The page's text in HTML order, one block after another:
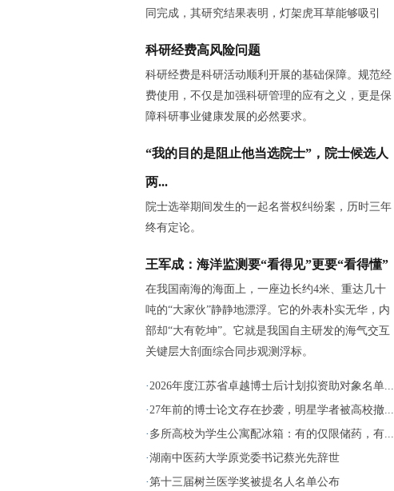
同完成，其研究结果表明，灯架虎耳草能够吸引
科研经费高风险问题
科研经费是科研活动顺利开展的基础保障。规范经
费使用，不仅是加强科研管理的应有之义，更是保
障科研事业健康发展的必然要求。
“我的目的是阻止他当选院士”，院士候选人
两...
院士选举期间发生的一起名誉权纠纷案，历时三年
终有定论。
王军成：海洋监测要“看得见”更要“看得懂”
在我国南海的海面上，一座边长约4米、重达几十
吨的“大家伙”静静地漂浮。它的外表朴实无华，内
部却“大有乾坤”。它就是我国自主研发的海气交互
关键层大剖面综合同步观测浮标。
·2026年度江苏省卓越博士后计划拟资助对象名单...
·27年前的博士论文存在抄袭，明星学者被高校撤...
· 多所高校为学生公寓配冰箱：有的仅限储药，有...
·湖南中医药大学原党委书记蔡光先辞世
·第十三届树兰医学奖被提名人名单公布